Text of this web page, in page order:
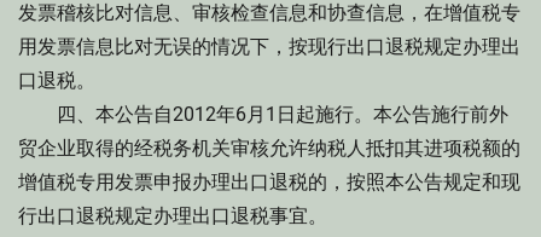
发票稽核比对信息、审核检查信息和协查信息，在增值税专
用发票信息比对无误的情况下，按现行出口退税规定办理出
口退税。
四、本公告自2012年6月1日起施行。本公告施行前外
贸企业取得的经税务机关审核允许纳税人抵扣其进项税额的
增值税专用发票申报办理出口退税的，按照本公告规定和现
行出口退税规定办理出口退税事宜。